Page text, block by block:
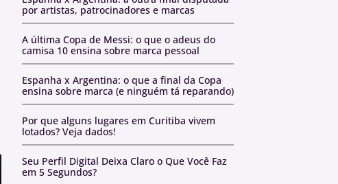
por artistas, patrocinadores e marcas
A última Copa de Messi: o que o adeus do
camisa 10 ensina sobre marca pessoal
Espanha x Argentina: o que a final da Copa
ensina sobre marca (e ninguém tá reparando)
Por que alguns lugares em Curitiba vivem
lotados? Veja dados!
Seu Perfil Digital Deixa Claro o Que Você Faz
em 5 Segundos?